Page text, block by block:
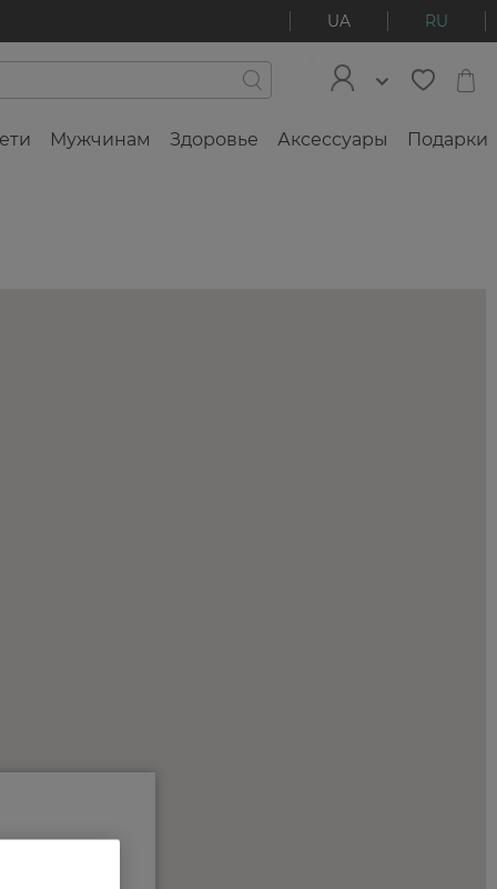
UA RU
Мужчинам Здоровье Аксессуары Подарки